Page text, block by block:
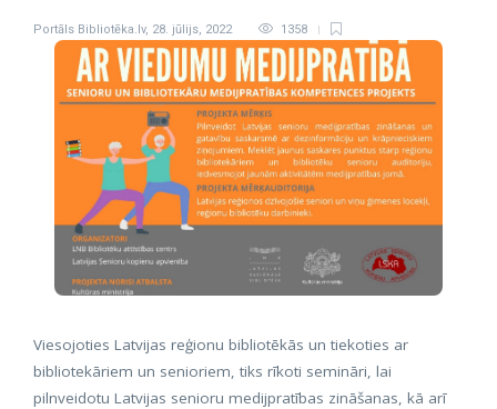
Portāls Bibliotēka.lv, 28. jūlijs, 2022 1358
Viesojoties Latvijas reģionu bibliotēkās un tiekoties ar
bibliotekāriem un senioriem, tiks rīkoti semināri, lai
pilnveidotu Latvijas senioru medijpratības zināšanas, kā arī